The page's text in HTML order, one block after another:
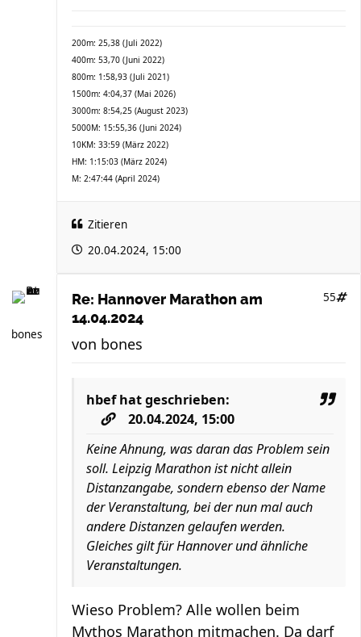
200m: 25,38 (Juli 2022)
400m: 53,70 (Juni 2022)
800m: 1:58,93 (Juli 2021)
1500m: 4:04,37 (Mai 2026)
3000m: 8:54,25 (August 2023)
5000M: 15:55,36 (Juni 2024)
10KM: 33:59 (März 2022)
HM: 1:15:03 (März 2024)
M: 2:47:44 (April 2024)
Zitieren
20.04.2024, 15:00
bones
Re: Hannover Marathon am
14.04.2024
55
von bones
hbefhat geschrieben:
20.04.2024, 15:00
Keine Ahnung, was daran das Problem sein
soll. Leipzig Marathon ist nicht allein
Distanzangabe, sondern ebenso der Name
der Veranstaltung, bei der nun mal auch
andere Distanzen gelaufen werden.
Gleiches gilt für Hannover und ähnliche
Veranstaltungen.
Wieso Problem? Alle wollen beim
Mythos Marathon mitmachen. Da darf